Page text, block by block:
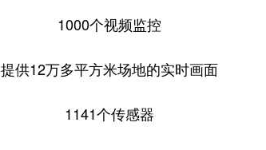
1000个视频监控
提供12万多平方米场地的实时画面
1141个传感器